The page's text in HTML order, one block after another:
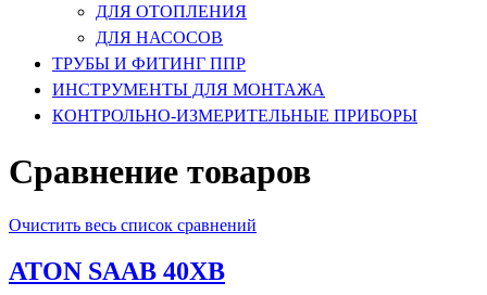
ДЛЯ ОТОПЛЕНИЯ
ДЛЯ НАСОСОВ
ТРУБЫ И ФИТИНГ ППР
ИНСТРУМЕНТЫ ДЛЯ МОНТАЖА
КОНТРОЛЬНО-ИЗМЕРИТЕЛЬНЫЕ ПРИБОРЫ
Сравнение товаров
Очистить весь список сравнений
ATON SAAB 40ХВ